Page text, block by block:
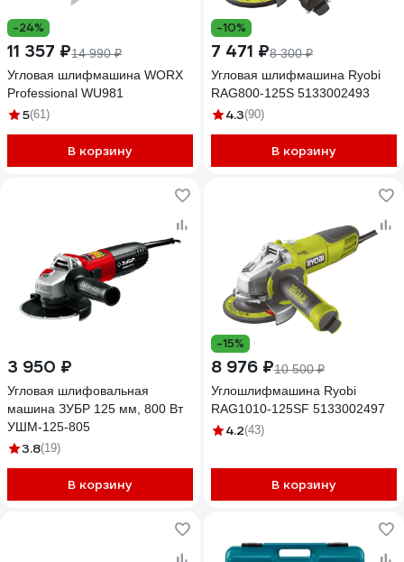
-24%
11 357 ₽14 990 ₽
Угловая шлифмашина WORX
Professional WU981
5(61)
В корзину
-10%
7 471 ₽8 300 ₽
Угловая шлифмашина Ryobi
RAG800-125S 5133002493
4.3(90)
В корзину
3 950 ₽
Угловая шлифовальная
машина ЗУБР 125 мм, 800 Вт
УШМ-125-805
3.8(19)
В корзину
-15%
8 976 ₽10 500 ₽
Углошлифмашина Ryobi
RAG1010-125SF 5133002497
4.2(43)
В корзину